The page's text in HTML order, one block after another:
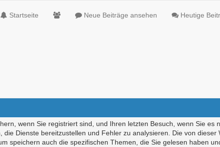
Startseite Neue Beiträge ansehen Heutige
wenn Sie registriert sind, und Ihren letzten Besuch, wenn Sie
Dienste bereitzustellen und Fehler zu analysieren. Die von
speichern auch die spezifischen Themen, die Sie gelesen haben